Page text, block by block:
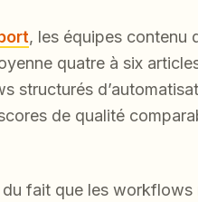
, les équipes contenu
quatre à six
structurés
de qualité
fait que les